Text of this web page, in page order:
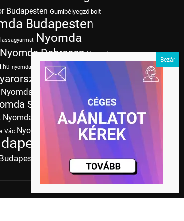
Budapesten Gumibélyegző bolt
Budapesten
Nyomda
Nyomda Debrecen Nyomda
nyomdai színek Nyomda Kaposvár
Nyomda Miskolc
Nyomda Nyíregyháza
Nyomda
Szeged
Nyomda
Nyomda Szombathely Nyomda
Vác Nyomda Zalaegerszeg Nyomda
Tudásbázis